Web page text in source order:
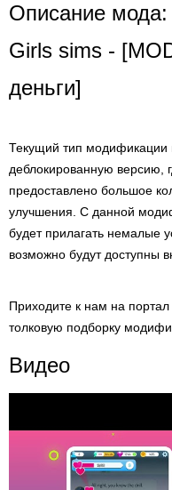
Описание
Girls sims -
деньги]
Текущий тип модификации
деблокированную версию,
предоставлено большое
улучшения. С данной
будет прилагать немалые
возможно будут доступны
Приходите к нам на
толковую подборку
Видео